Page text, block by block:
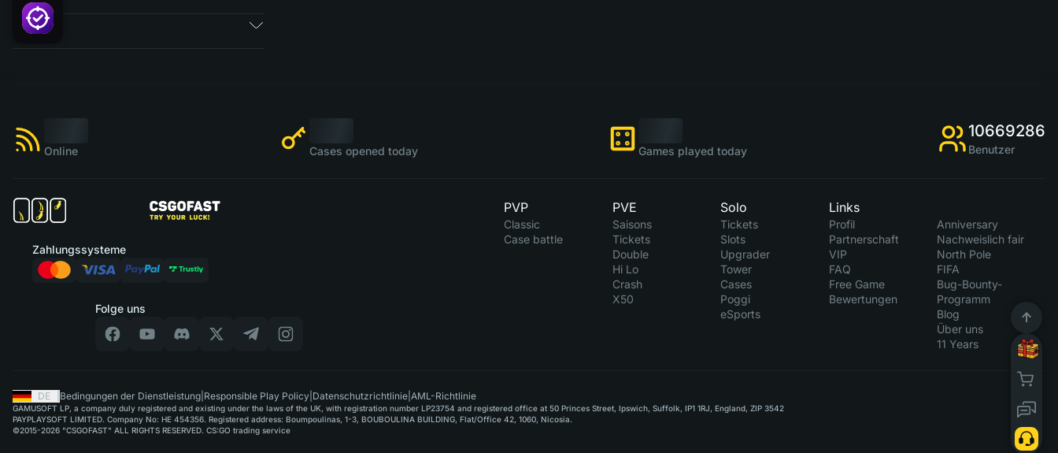
Tickets
Online Cases opened today Games played today
10669286
Benutzer
Folge uns
Zahlungssysteme
PVP
Classic
Case battle
PVE
Saisons
Tickets
Double
Hi Lo
Crash
X50
Solo
Tickets
Slots
Upgrader
Tower
Cases
Poggi
eSports
Links
Profil
Partnerschaft
VIP
FAQ
Free Game
Bewertungen
Anniversary
Nachweislich fair
North Pole
FIFA
Bug-Bounty-
Programm
Blog
Über uns
11 Years
DE Bedingungen der Dienstleistung Responsible Play Policy Datenschutzrichtlinie AML-Richtlinie
GAMUSOFT LP, a company duly registered and existing under the laws of the UK, with registration number LP23754 and registered office at 50 Princes Street, Ipswich, Suffolk, IP1 1RJ, England, ZIP 3542
PAYPLAYSOFT LIMITED. Company No: HE 454356. Registered address: Boumpoulinas, 1-3, BOUBOULINA BUILDING, Flat/Office 42, 1060, Nicosia.
©2015-2026 "CSGOFAST" ALL RIGHTS RESERVED. CS:GO trading service